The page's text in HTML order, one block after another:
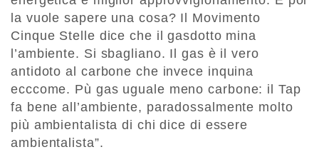
la vuole sapere una cosa? Il Movimento
Cinque Stelle dice che il gasdotto mina
l’ambiente. Si sbagliano. Il gas è il vero
antidoto al carbone che invece inquina
ecccome. Pù gas uguale meno carbone: il Tap
fa bene all’ambiente, paradossalmente molto
più ambientalista di chi dice di essere
ambientalista”.